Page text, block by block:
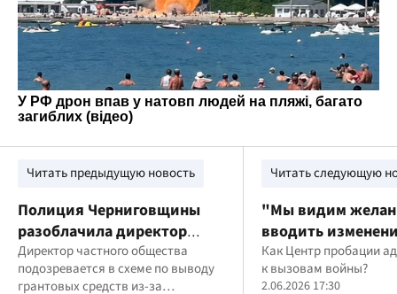
Читать предыдущую новость
Полиция Черниговщины
разоблачила директор
предприятия, которая
незаконно присвоила 8
Директор частного общества
подозревается в схеме по выводу
грантовых средств из-за
Читать следующую
"Мы видим
вводить
Роман Бочкала о
этапе реформы
Как Центр пробации
к вызовам войны?
2.06.2026 17:30